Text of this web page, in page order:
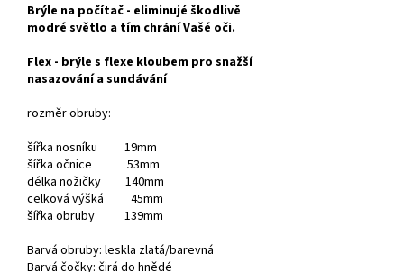
Brýle na počítač - eliminujé škodlivě
modré světlo a tím chrání Vašé oči.
Flex - brýle s flexe kloubem pro snažší
nasazování a sundávání
rozměr obruby:
šířka nosníku 19mm
šířka očnice 53mm
délka nožičky 140mm
celková výšká 45mm
šířka obruby 139mm
Barvá obruby: leskla zlatá/barevná
Barvá čočky: čirá do hnědé